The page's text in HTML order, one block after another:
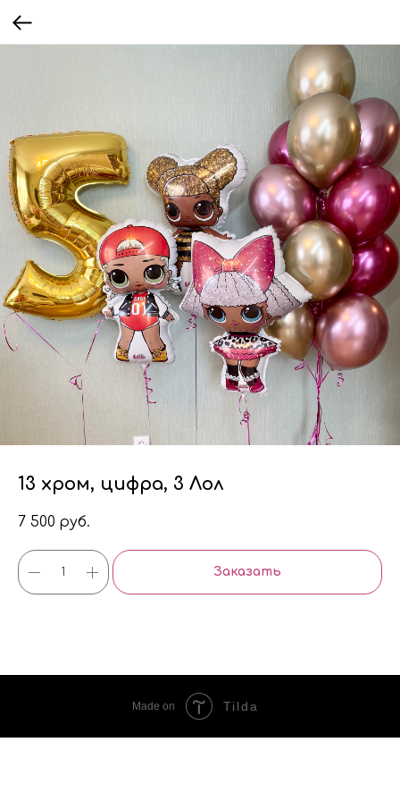
13 хром, цифра, 3 Лол
7 500 руб.
Заказать
Made on Tilda